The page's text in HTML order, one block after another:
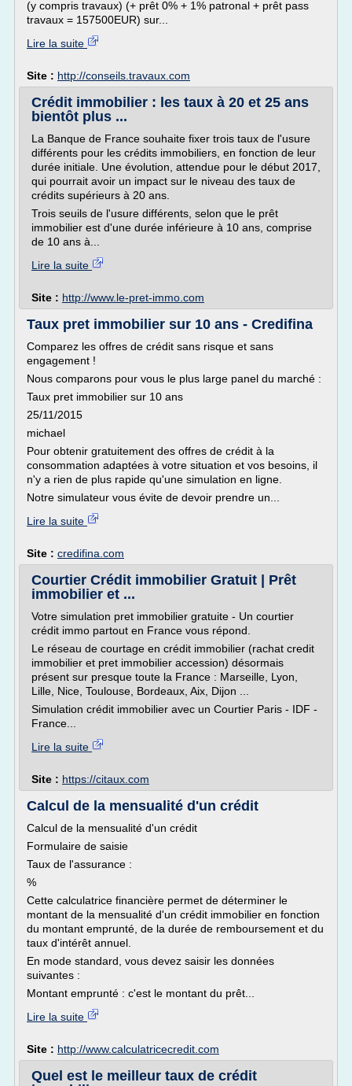
(y compris travaux) (+ prêt 0% + 1% patronal + prêt pass
travaux = 157500EUR) sur...
Lire la suite
Site : http://conseils.travaux.com
Crédit immobilier : les taux à 20 et 25 ans
bientôt plus ...
La Banque de France souhaite fixer trois taux de l'usure
différents pour les crédits immobiliers, en fonction de leur
durée initiale. Une évolution, attendue pour le début 2017,
qui pourrait avoir un impact sur le niveau des taux de
crédits supérieurs à 20 ans.
Trois seuils de l'usure différents, selon que le prêt
immobilier est d'une durée inférieure à 10 ans, comprise
de 10 ans à...
Lire la suite
Site : http://www.le-pret-immo.com
Taux pret immobilier sur 10 ans - Credifina
Comparez les offres de crédit sans risque et sans
engagement !
Nous comparons pour vous le plus large panel du marché :
Taux pret immobilier sur 10 ans
25/11/2015
michael
Pour obtenir gratuitement des offres de crédit à la
consommation adaptées à votre situation et vos besoins, il
n'y a rien de plus rapide qu'une simulation en ligne.
Notre simulateur vous évite de devoir prendre un...
Lire la suite
Site : credifina.com
Courtier Crédit immobilier Gratuit | Prêt
immobilier et ...
Votre simulation pret immobilier gratuite - Un courtier
crédit immo partout en France vous répond.
Le réseau de courtage en crédit immobilier (rachat credit
immobilier et pret immobilier accession) désormais
présent sur presque toute la France : Marseille, Lyon,
Lille, Nice, Toulouse, Bordeaux, Aix, Dijon ...
Simulation crédit immobilier avec un Courtier Paris - IDF -
France...
Lire la suite
Site : https://citaux.com
Calcul de la mensualité d'un crédit
Calcul de la mensualité d'un crédit
Formulaire de saisie
Taux de l'assurance :
%
Cette calculatrice financière permet de déterminer le
montant de la mensualité d'un crédit immobilier en fonction
du montant emprunté, de la durée de remboursement et du
taux d'intérêt annuel.
En mode standard, vous devez saisir les données
suivantes :
Montant emprunté : c'est le montant du prêt...
Lire la suite
Site : http://www.calculatricecredit.com
Quel est le meilleur taux de crédit